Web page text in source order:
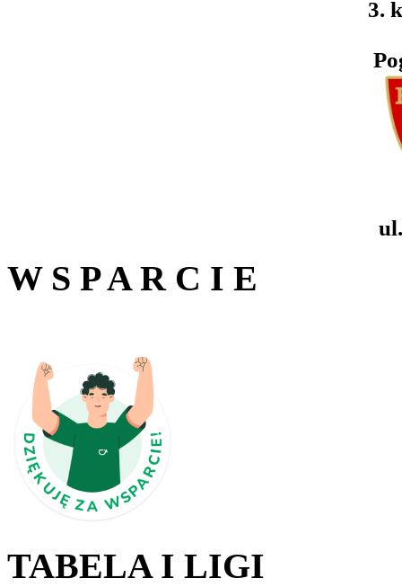
3.
W S P A R C I E
TABELA I LIGI